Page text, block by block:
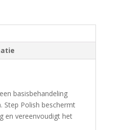
basisbehandeling
Step Polish beschermt
en vereenvoudigt het